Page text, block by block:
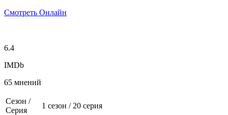
Смотреть Онлайн
6.4
IMDb
65 мнений
Сезон /
Серия
1 сезон / 20 серия